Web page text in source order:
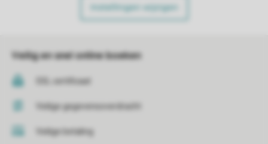
Instellingen wijzigen
Veilig en snel online boeken
SSL certificaat
Veilige gegevensoverdracht
Veilige betaling